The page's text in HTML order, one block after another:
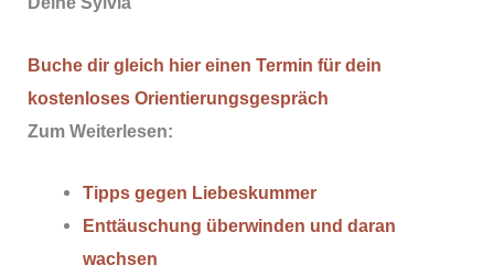
Buche dir gleich hier einen Termin für dein
kostenloses Orientierungsgespräch
Zum Weiterlesen:
Tipps gegen Liebeskummer
Enttäuschung überwinden und daran
wachsen